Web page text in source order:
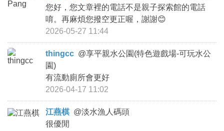
您好，您文章裡的電話不是親子探索館的電話
唷。再麻煩您撥空更正喔，謝謝😊
2026-05-27 11:44
thingcc @享平親水公園(特色遊戲場-可玩水公
園)
有流動廁所會更好
2026-04-17 11:02
江燕棋 @淡水漁人碼頭
很優閒